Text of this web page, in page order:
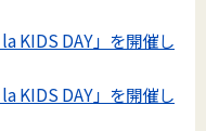
KIDS DAY」を開催し
KIDS DAY」を開催し